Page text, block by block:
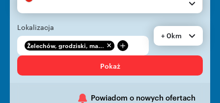
Lokalizacja
Żelechów, grodziski, ma... +
+ 0km
Pokaż
Powiadom o nowych ofertach